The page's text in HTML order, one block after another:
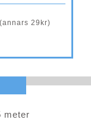
29kr)
meter